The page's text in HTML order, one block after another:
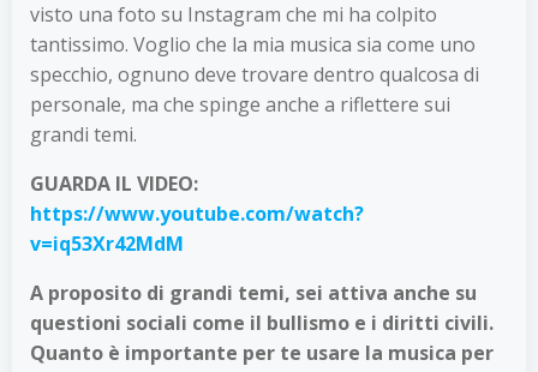
visto una foto su Instagram che mi ha colpito
tantissimo. Voglio che la mia musica sia come uno
specchio, ognuno deve trovare dentro qualcosa di
personale, ma che spinge anche a riflettere sui
grandi temi.
GUARDA IL VIDEO:
https://www.youtube.com/watch?
v=iq53Xr42MdM
A proposito di grandi temi, sei attiva anche su
questioni sociali come il bullismo e i diritti civili.
Quanto è importante per te usare la musica per